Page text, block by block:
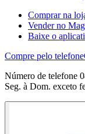
Comprar na
Vender no
Baixe o
Compre pelo telefone
Número de telefone
Seg. à Dom. exceto